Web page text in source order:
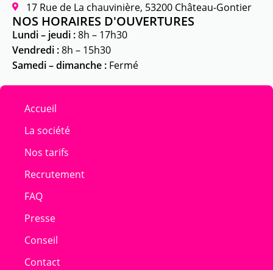
17 Rue de La chauvinière, 53200 Château-Gontier
NOS HORAIRES D'OUVERTURES
Lundi – jeudi :8h – 17h30
Vendredi :8h – 15h30
Samedi – dimanche : Fermé
Accueil
La société
Nos tarifs
Recrutement
FAQ
Presse
Conseil
Contact